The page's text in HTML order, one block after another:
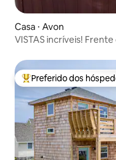
Casa ⋅ Avon
VISTAS incríveis!
Entre os melhores
Preferido dos